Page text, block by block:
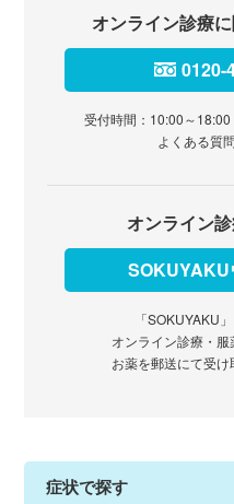
オンライン診療
0120-
受付時間：10:00～18:00
よくある質
オンライン
「SOKUYAKU
オンライン診療・
お薬を郵送にて受
症状で探す